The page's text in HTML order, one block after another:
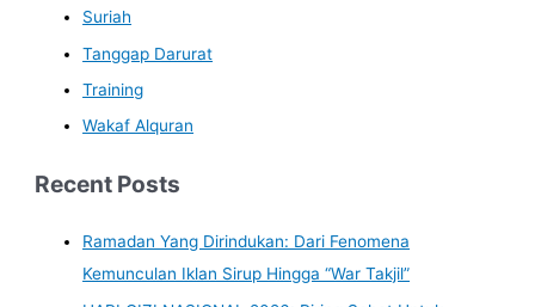
Suriah
Tanggap Darurat
Training
Wakaf Alquran
Recent Posts
Ramadan Yang Dirindukan: Dari Fenomena
Kemunculan Iklan Sirup Hingga “War Takjil”